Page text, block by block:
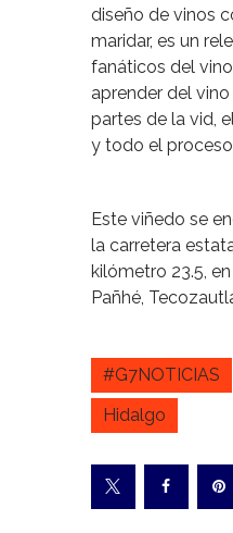
diseño de vinos
maridar, es un
fanáticos del
aprender del
partes de la vid,
y todo el
Este viñedo se
la carretera
kilómetro 23.5,
Pañhé,
#G7NOTICIAS
Hidalgo